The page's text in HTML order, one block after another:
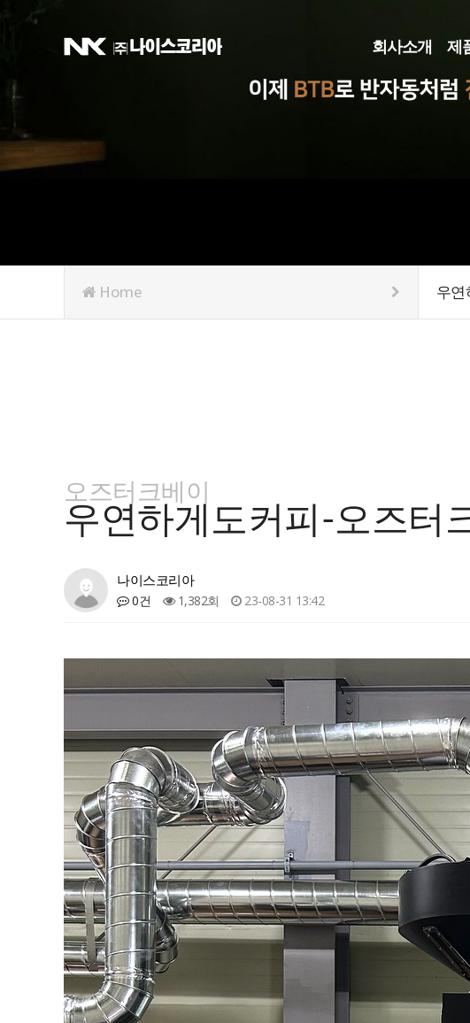
회사소개
회사소개
제
커
Home 우연
오즈터크베이
우연하게도커피-오즈터
나이스코리아
0건 1,382회 23-08-31 13:42